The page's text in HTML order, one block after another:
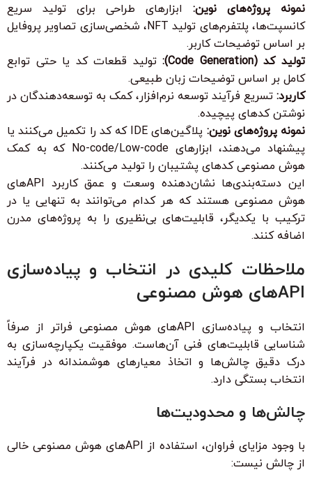
نمونه پروژه‌های نوین: ابزارهای طراحی برای تولید سریع
کانسپت‌ها، پلتفرم‌های تولید NFT، شخصی‌سازی تصاویر پروفایل
بر اساس توضیحات کاربر.
تولید کد (Code Generation):
تولید قطعات کد یا حتی توابع
کامل بر اساس توضیحات زبان طبیعی.
کاربرد: تسریع فرآیند توسعه نرم‌افزار، کمک به توسعه‌دهندگان در
نوشتن کدهای پیچیده.
نمونه پروژه‌های نوین:
پلاگین‌های IDE که کد را تکمیل می‌کنند یا
پیشنهاد می‌دهند، ابزارهای No-code/Low-code که به کمک
هوش مصنوعی کدهای پشتیبان را تولید می‌کنند.
این دسته‌بندی‌ها نشان‌دهنده وسعت و عمق کاربرد APIهای
هوش مصنوعی هستند که هر کدام می‌توانند به تنهایی یا در
ترکیب با یکدیگر، قابلیت‌های بی‌نظیری را به پروژه‌های مدرن
اضافه کنند.
ملاحظات کلیدی در انتخاب و پیاده‌سازی
APIهای هوش مصنوعی
انتخاب و پیاده‌سازی APIهای هوش مصنوعی فراتر از صرفاً
شناسایی قابلیت‌های فنی آن‌هاست. موفقیت یکپارچه‌سازی به
درک دقیق چالش‌ها و اتخاذ معیارهای هوشمندانه در فرآیند
انتخاب بستگی دارد.
چالش‌ها و محدودیت‌ها
با وجود مزایای فراوان، استفاده از APIهای هوش مصنوعی خالی
از چالش نیست: